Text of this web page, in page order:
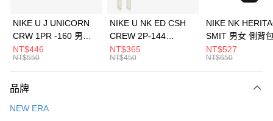
元大商業銀行
台灣樂天信用卡公司
全盈+PAY
AFTEE先享後付
【關於「AFTEE先享後付」】
便利好安心！
運送方式
NIKE U J UNICORN
CRW 1PR -160 男女
中統襪 FZ3393100
NT$446
NT$550
NIKE U NK ED CSH
CREW 2P-144
EMBRDY 男女 短統襪
FZ3073133
NT$365
NT$450
NIKE NK
SMIT 男女 側背
BA5871010
NT$527
NT$650
品牌
NEW ERA